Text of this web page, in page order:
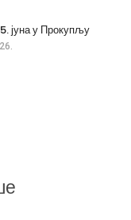
јуна у Прокупљу